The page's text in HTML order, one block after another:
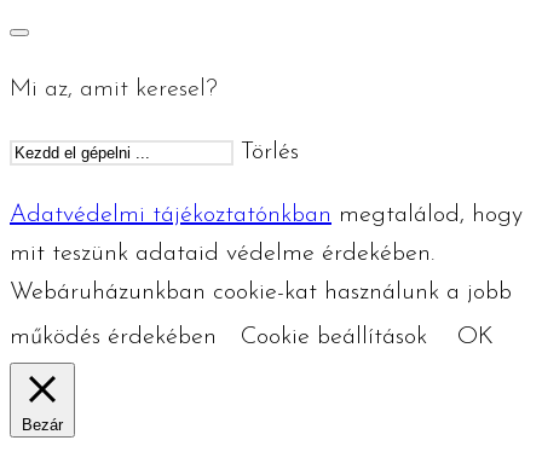
Mi az, amit keresel?
Törlés
Adatvédelmi tájékoztatónkban megtalálod, hogy
mit teszünk adataid védelme érdekében.
Webáruházunkban cookie-kat használunk a jobb
működés érdekében
Cookie beállítások OK
Bezár